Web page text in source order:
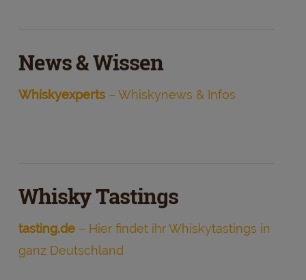
News & Wissen
Whiskyexperts– Whiskynews & Infos
Whisky Tastings
tasting.de– Hier findet ihr Whiskytastings in
ganz Deutschland